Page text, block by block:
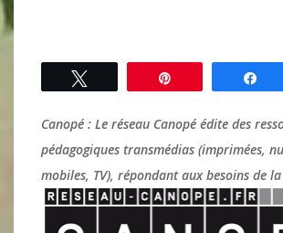
Canopé : Le réseau Canopé édite des
pédagogiques transmédias (imprimées,
mobiles, TV), répondant aux besoins de